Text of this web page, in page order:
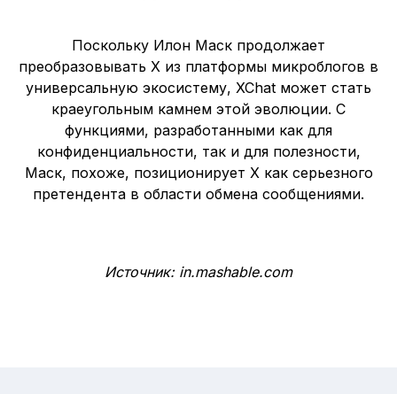
Поскольку Илон Маск продолжает
преобразовывать X из платформы микроблогов в
универсальную экосистему, XChat может стать
краеугольным камнем этой эволюции. С
функциями, разработанными как для
конфиденциальности, так и для полезности,
Маск, похоже, позиционирует X как серьезного
претендента в области обмена сообщениями.
Источник: in.mashable.com